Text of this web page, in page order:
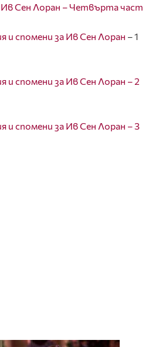
Сен Лоран – Четвърта част
и спомени за Ив Сен Лоран – 1
и спомени за Ив Сен Лоран – 2
и спомени за Ив Сен Лоран – 3